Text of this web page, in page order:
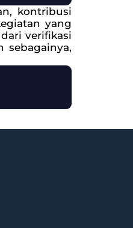
kontribusi
yang
verifikasi
sebagainya,